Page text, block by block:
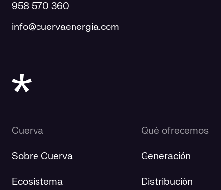
958 570 360
info@cuervaenergia.com
Cuerva
Sobre Cuerva
Ecosistema
Qué ofrecemos
Generación
Distribución